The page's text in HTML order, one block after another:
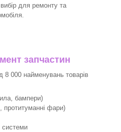
для ремонту та
запчастин
8 000 найменувань товарів
бампери)
протитуманні фари)
системи